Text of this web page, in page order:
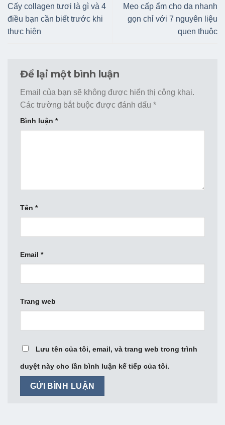
Cấy collagen tươi là gì và 4
điều bạn cần biết trước khi
thực hiện
Mẹo cấp ẩm cho da nhanh
gọn chỉ với 7 nguyên liệu
quen thuộc
Để lại một bình luận
Email của bạn sẽ không được hiển thị công khai.
Các trường bắt buộc được đánh dấu *
Bình luận *
Tên *
Email *
Trang web
Lưu tên của tôi, email, và trang web trong trình
duyệt này cho lần bình luận kế tiếp của tôi.